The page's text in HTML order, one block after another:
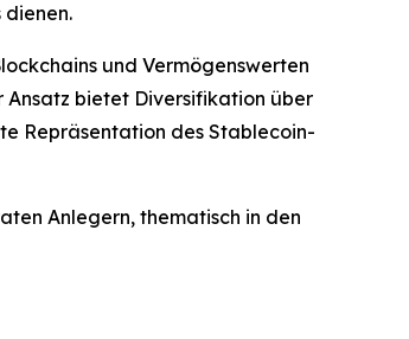
und Vermögenswerten
bietet Diversifikation über
Repräsentation des Stablecoin-
Anlegern, thematisch in den